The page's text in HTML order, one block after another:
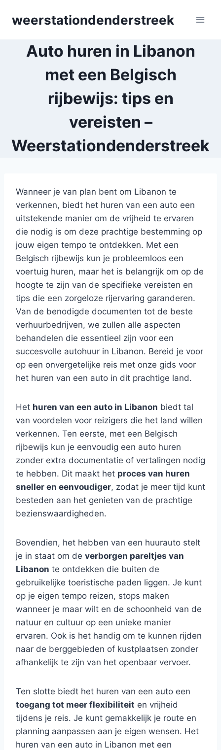
weerstationdenderstreek
Auto huren in Libanon
met een Belgisch
rijbewijs: tips en
vereisten –
Weerstationdenderstreek
Wanneer je van plan bent om Libanon te
verkennen, biedt het huren van een auto een
uitstekende manier om de vrijheid te ervaren
die nodig is om deze prachtige bestemming op
jouw eigen tempo te ontdekken. Met een
Belgisch rijbewijs kun je probleemloos een
voertuig huren, maar het is belangrijk om op de
hoogte te zijn van de specifieke vereisten en
tips die een zorgeloze rijervaring garanderen.
Van de benodigde documenten tot de beste
verhuurbedrijven, we zullen alle aspecten
behandelen die essentieel zijn voor een
succesvolle autohuur in Libanon. Bereid je voor
op een onvergetelijke reis met onze gids voor
het huren van een auto in dit prachtige land.
Het huren van een auto in Libanon biedt tal
van voordelen voor reizigers die het land willen
verkennen. Ten eerste, met een Belgisch
rijbewijs kun je eenvoudig een auto huren
zonder extra documentatie of vertalingen nodig
te hebben. Dit maakt het proces van huren
sneller en eenvoudiger, zodat je meer tijd kunt
besteden aan het genieten van de prachtige
bezienswaardigheden.
Bovendien, het hebben van een huurauto stelt
je in staat om de verborgen pareltjes van
Libanon te ontdekken die buiten de
gebruikelijke toeristische paden liggen. Je kunt
op je eigen tempo reizen, stops maken
wanneer je maar wilt en de schoonheid van de
natuur en cultuur op een unieke manier
ervaren. Ook is het handig om te kunnen rijden
naar de berggebieden of kustplaatsen zonder
afhankelijk te zijn van het openbaar vervoer.
Ten slotte biedt het huren van een auto een
toegang tot meer flexibiliteit en vrijheid
tijdens je reis. Je kunt gemakkelijk je route en
planning aanpassen aan je eigen wensen. Het
huren van een auto in Libanon met een